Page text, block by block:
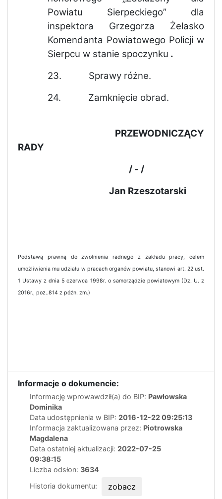
Powiatu Sierpeckiego” dla
inspektora Grzegorza Żelasko
Komendanta Powiatowego Policji w
Sierpcu w stanie spoczynku .
23. Sprawy różne.
24. Zamknięcie obrad.
PRZEWODNICZĄCY
RADY
/ - /
Jan Rzeszotarski
Podstawą prawną do zwolnienia radnego z zakładu pracy, celem
umożliwienia mu udziału w pracach organów powiatu, stanowi art. 22 ust.
1 Ustawy z dnia 5 czerwca 1998r. o samorządzie powiatowym (Dz. U. z
2016r., poz..814 z późn. zm.)
Informacje o dokumencie:
Informację wprowawdził(a) do BIP: Pawłowska
Dominika
Data udostępnienia w BIP: 2016-12-22 09:25:13
Informacja zaktualizowana przez: Piotrowska
Magdalena
Data ostatniej aktualizacji: 2022-07-25
09:38:15
Liczba odsłon: 3634
Historia dokumentu:
zobacz